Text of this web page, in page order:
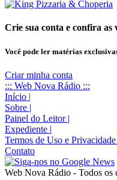
Crie sua conta e confira as
Você pode ler matérias
Criar minha conta
::: Web Nova Rádio :::
Início |
Sobre |
Painel do Leitor |
Expediente |
Termos de Uso e Privacidade
Contato
Web Nova Rádio - Todos os